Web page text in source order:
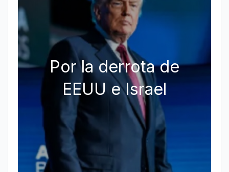
Por la derrota de
EEUU e Israel